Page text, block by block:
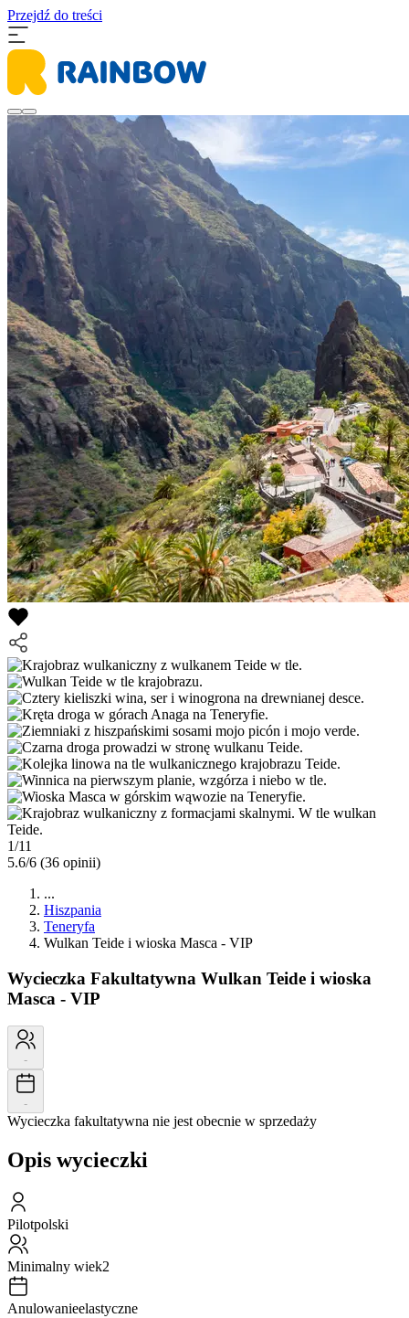
Przejdź do treści
1/11
5.6/6 (36 opinii)
...
Hiszpania
Teneryfa
Wulkan Teide i wioska Masca - VIP
Wycieczka Fakultatywna Wulkan Teide i wioska
Masca - VIP
-
-
Wycieczka fakultatywna nie jest obecnie w sprzedaży
Opis wycieczki
Pilotpolski
Minimalny wiek2
Anulowanieelastyczne